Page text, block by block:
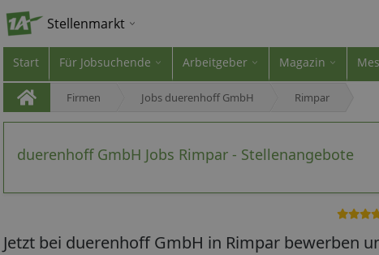
Stellenmarkt
Start Für Jobsuchende Arbeitgeber Magazin
Firmen Jobs duerenhoff GmbH Rimpar
duerenhoff GmbH Jobs Rimpar - Stellenangebote
Jetzt bei duerenhoff GmbH in Rimpar bewerben